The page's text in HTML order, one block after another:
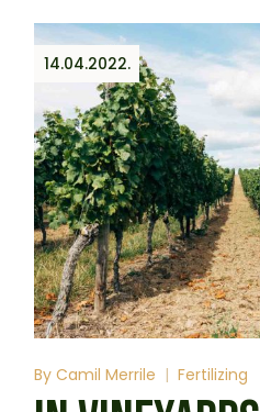
14.04.2022.
By Camil Merrile Fertilizing